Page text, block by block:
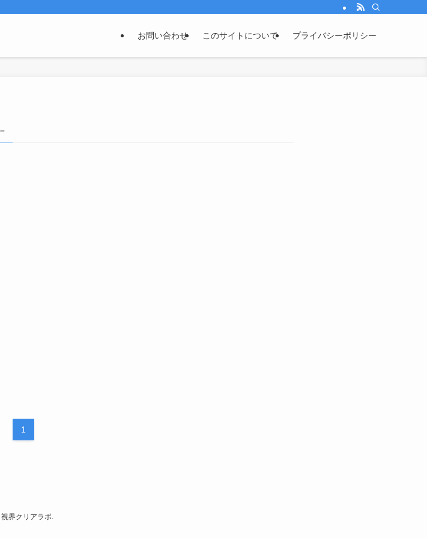
お問い合わせ このサイトについて プライバシーポリシー
1
界クリアラボ.